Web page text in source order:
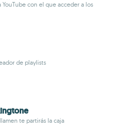
YouTube con el que acceder a los
de playlists
te partirás la caja